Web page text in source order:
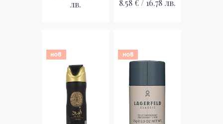
лв.
8.58 € / 16.78 лв.
нов нов